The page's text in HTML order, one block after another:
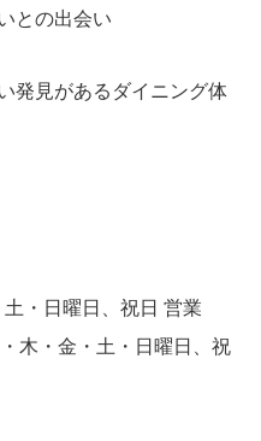
との出会い
発見があるダイニング体
・日曜日、祝日 営業
木・金・土・日曜日、祝